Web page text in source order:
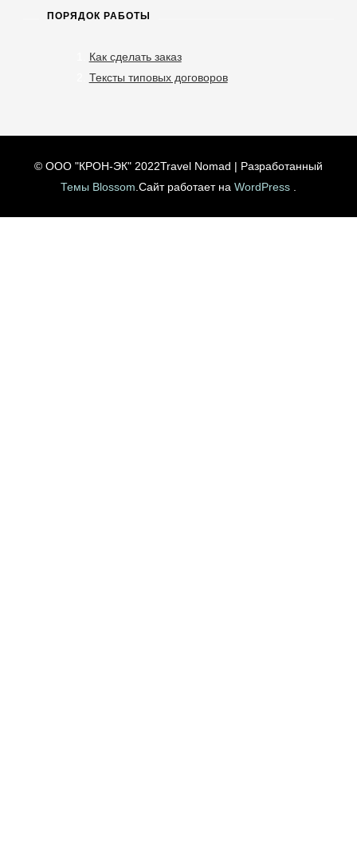
ПОРЯДОК РАБОТЫ
Как сделать заказ
Тексты типовых договоров
© ООО "КРОН-ЭК" 2022Travel Nomad | Разработанный
Темы Blossom .Сайт работает на WordPress